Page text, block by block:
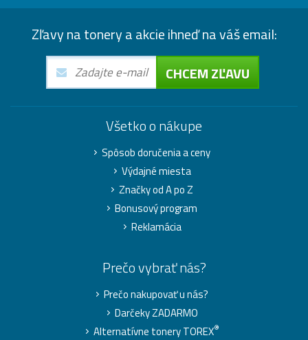
Zľavy na tonery a akcie ihneď na váš email:
CHCEM ZĽAVU
Všetko o nákupe
Spôsob doručenia a ceny
Výdajné miesta
Značky od A po Z
Bonusový program
Reklamácia
Prečo vybrať nás?
Prečo nakupovať u nás?
Darčeky ZADARMO
Alternatívne tonery TOREX®